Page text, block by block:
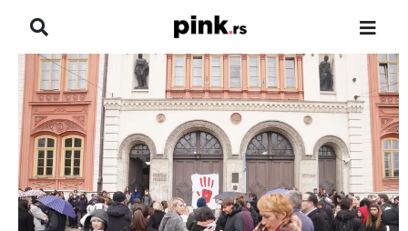
NASLOVNA
VESTI
ZADRUGA
SHOWBIZ